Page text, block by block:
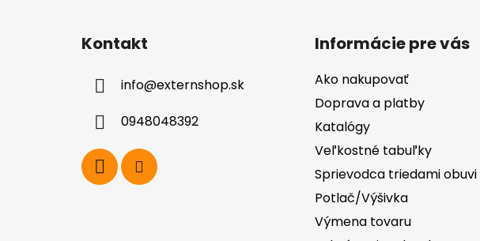
Kontakt
info@externshop.sk
0948048392
Informácie pre vás
Ako nakupovať
Doprava a platby
Katalógy
Veľkostné tabuľky
Sprievodca triedami obuvi
Potlač/Výšivka
Výmena tovaru